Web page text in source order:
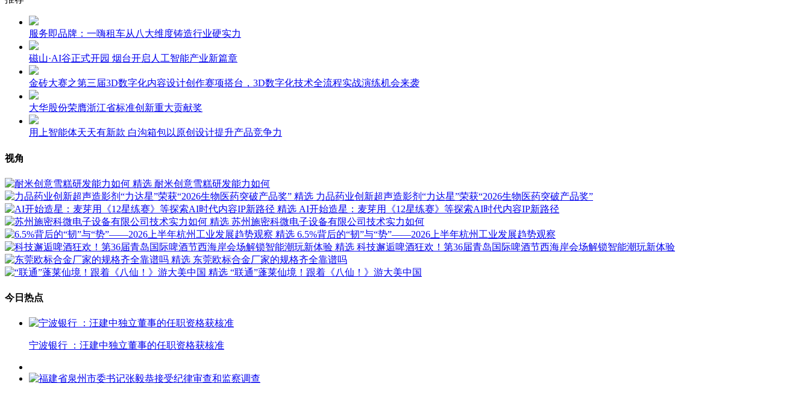
服务即品牌：一嗨租车从八大维度铸造行业硬实力
磁山·AI谷正式开园 烟台开启人工智能产业新篇章
金砖大赛之第三届3D数字化内容设计创作赛项搭台，3D数字化技术全流程实战演练机会来袭
大华股份荣膺浙江省标准创新重大贡献奖
用上智能体天天有新款 白沟箱包以原创设计提升产品竞争力
视角
精选 耐米创意雪糕研发能力如何
精选 力品药业创新超声造影剂“力达星”荣获“2026生物医药突破产品奖”
精选 AI开始造星：麦芽用《12星练赛》等探索AI时代内容IP新路径
精选 苏州施密科微电子设备有限公司技术实力如何
精选 6.5%背后的“韧”与“势”——2026上半年杭州工业发展趋势观察
精选 科技邂逅啤酒狂欢！第36届青岛国际啤酒节西海岸会场解锁智能潮玩新体验
精选 东莞欧标合金厂家的规格齐全靠谱吗
精选 “联通”蓬莱仙境！跟着《八仙！》游大美中国
今日热点
宁波银行 ：汪建中独立董事的任职资格获核准